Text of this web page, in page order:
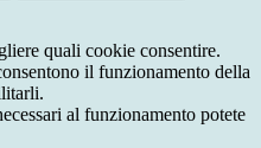
quali cookie consentire.
il funzionamento della
al funzionamento potete